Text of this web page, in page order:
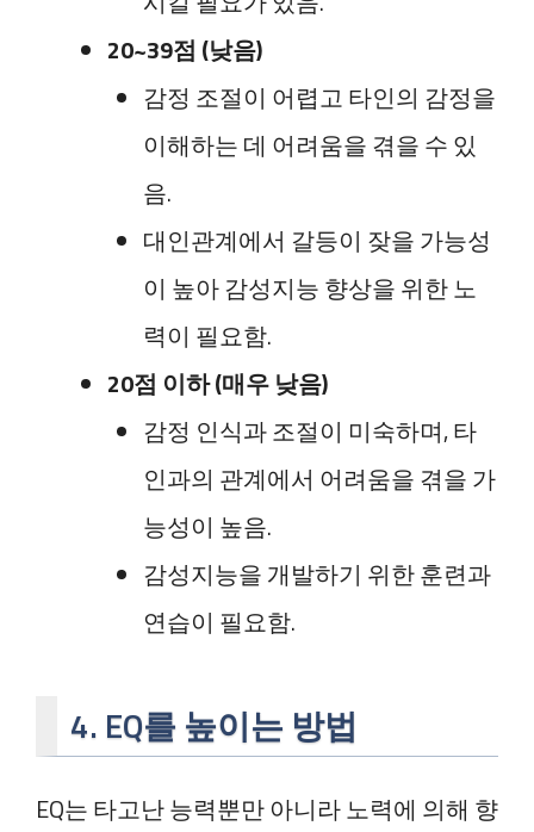
20~39점 (낮음)
감정 조절이 어렵고 타인의 감정을
이해하는 데 어려움을 겪을 수 있
음.
대인관계에서 갈등이 잦을 가능성
이 높아 감성지능 향상을 위한 노
력이 필요함.
20점 이하 (매우 낮음)
감정 인식과 조절이 미숙하며, 타
인과의 관계에서 어려움을 겪을 가
능성이 높음.
감성지능을 개발하기 위한 훈련과
연습이 필요함.
4. EQ를 높이는 방법
EQ는 타고난 능력뿐만 아니라 노력에 의해 향